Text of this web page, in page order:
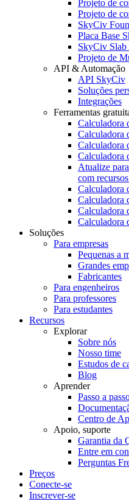
Projeto de
Projeto de
SkyCiv
Placa Base
SkyCiv Slab
Projeto de
API & Automação
API SkyCiv
Soluções
Integrações
Ferramentas
Calculadora
Calculadora
Calculadora
Calculadora
Atualize
com
Calculadora
Calculadora
Calculadora
Calculadora
Soluções
Para empresas
Pequenas a
Grandes
Fabricantes
Para engenheiros
Para professores
Para estudantes
Recursos
Explorar
Sobre nós
Nosso time
Estudos de
Blog
Aprender
Passo a
Centro de
Apoio, suporte
Garantia da
Entre em
Perguntas
Preços
Conecte-se
Inscrever-se